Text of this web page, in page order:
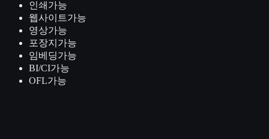
인쇄 가능
웹사이트가능
영상가능
포장지 가능
임베딩가능
BI/CI가능
OFL가능